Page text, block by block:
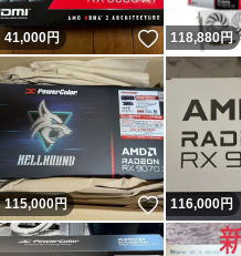
41,000円 いいね！
118,880円
115,000円 いいね！
116,000円